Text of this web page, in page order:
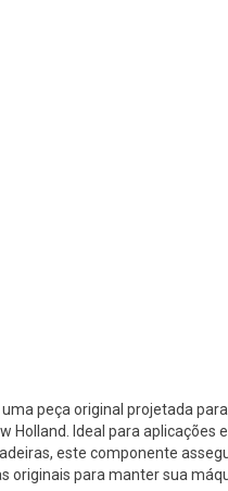
uma peça original projetada
Holland. Ideal para aplicações
este componente
originais para manter sua